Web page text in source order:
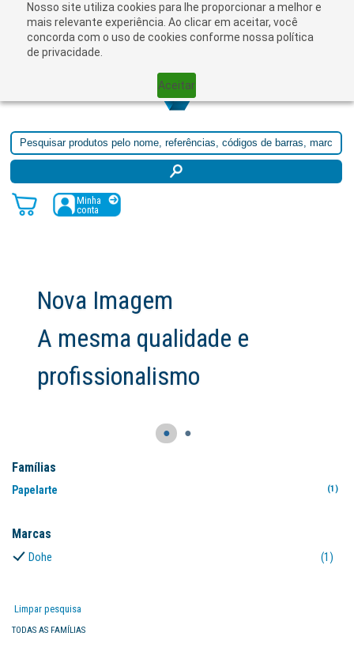
Nosso site utiliza cookies para lhe proporcionar a melhor e
mais relevante experiência. Ao clicar em aceitar, você
concorda com o uso de cookies conforme nossa política
de privacidade.
Aceitar
Minha
conta
Nova Imagem
A mesma qualidade e
profissionalismo
● ●
Famílias
Papelarte (1)
Marcas
Dohe (1)
Limpar pesquisa
TODAS AS FAMÍLIAS